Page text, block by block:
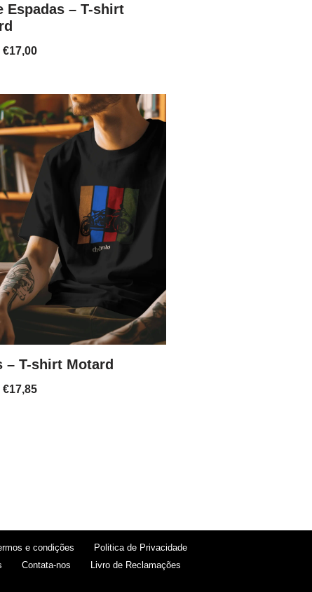
Espadas – T-shirt
€17,00
– T-shirt Motard
€17,85
e condições
Politica de Privacidade
Contata-nos Livro de Reclamações